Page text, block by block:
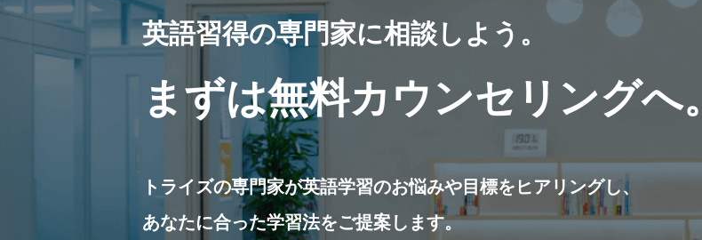
英語習得の専門家に相談しよう。
まずは無料カウンセリングへ。
トライズの専門家が英語学習のお悩みや目標をヒアリングし、
あなたに合った学習法をご提案します。